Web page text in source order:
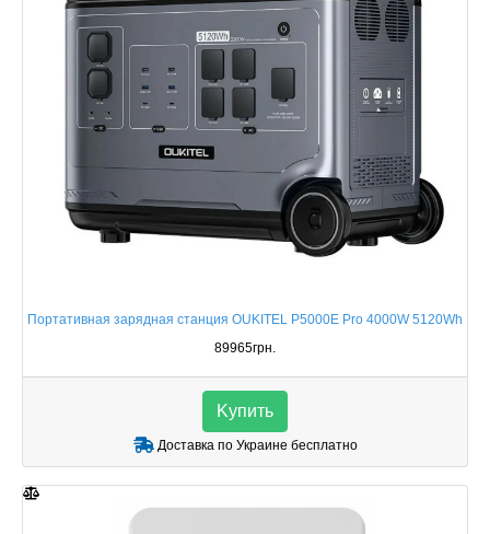
Портативная зарядная станция OUKITEL P5000E Pro 4000W 5120Wh
89965грн.
Kупить
Доставка по Украине бесплатно